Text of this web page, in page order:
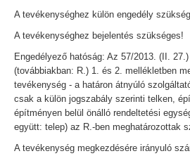
A tevékenységhez külön engedély
A tevékenységhez bejelentés szükséges!
Engedélyező hatóság: Az 57/2013. (II.
(továbbiakban: R.) 1. és 2. mellékletben
tevékenység - a határon átnyúló
csak a külön jogszabály szerinti telken,
építményen belül önálló rendeltetési
együtt: telep) az R.-ben meghatározottak
A tevékenység megkezdésére irányuló